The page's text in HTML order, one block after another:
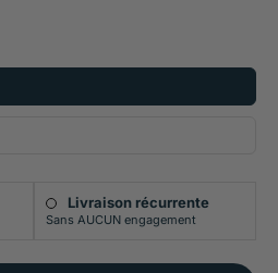
Livraison récurrente
Sans AUCUN engagement